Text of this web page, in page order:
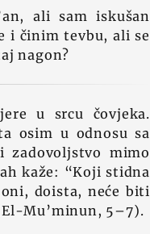
ali sam iskušan
i činim tevbu, ali se
nagon?
u srcu čovjeka.
osim u odnosu sa
zadovoljstvo mimo
kaže: “Koji stidna
doista, neće biti
Mu’minun, 5–7).